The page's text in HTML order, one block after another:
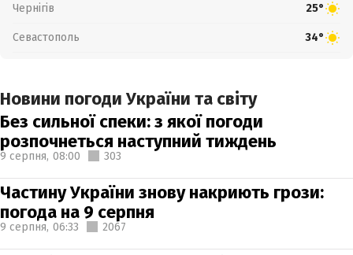
Чернігів 25°
Севастополь 34°
Новини погоди України та світу
Без сильної спеки: з якої погоди
розпочнеться наступний тиждень
9 серпня, 08:00 303
Частину України знову накриють грози:
погода на 9 серпня
9 серпня, 06:33 2067